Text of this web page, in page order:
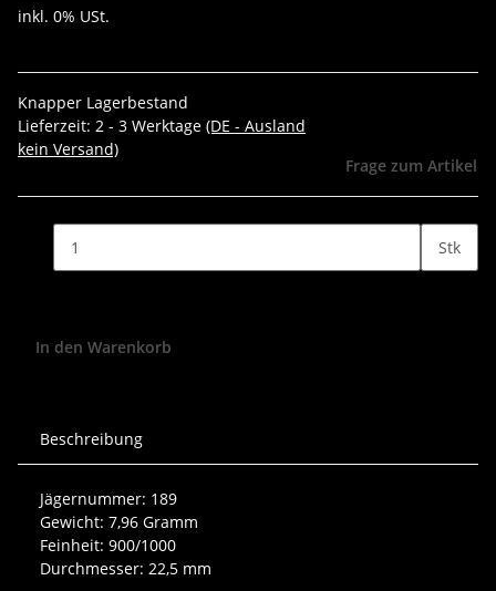
inkl. 0% USt.
Knapper Lagerbestand
Lieferzeit: 2 - 3 Werktage (DE - Ausland
kein Versand)
Frage zum Artikel
Stk
In den Warenkorb
Beschreibung
Jägernummer: 189
Gewicht: 7,96 Gramm
Feinheit: 900/1000
Durchmesser: 22,5 mm